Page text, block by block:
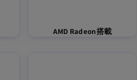
AMD Radeon搭載